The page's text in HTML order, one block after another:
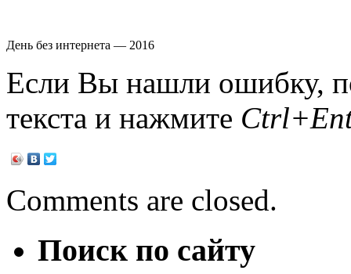
День без интернета — 2016
Если Вы нашли ошибку,
текста и нажмите
Comments are closed.
Поиск по сайту